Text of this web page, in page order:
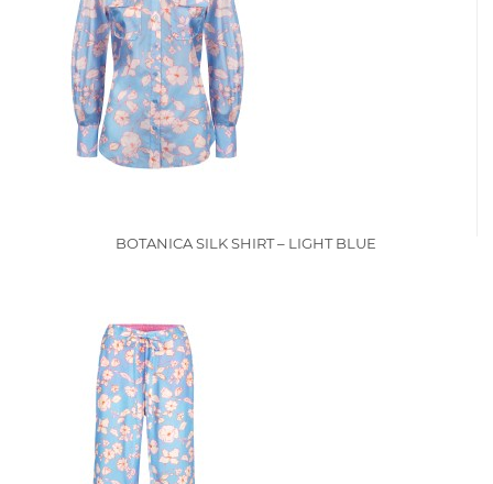
BOTANICA SILK SHIRT – LIGHT BLUE